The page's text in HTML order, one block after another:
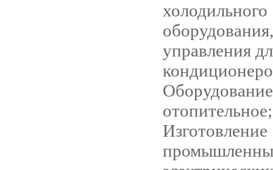
холодильного
управления
Оборудование
отопительное;
Изготовление